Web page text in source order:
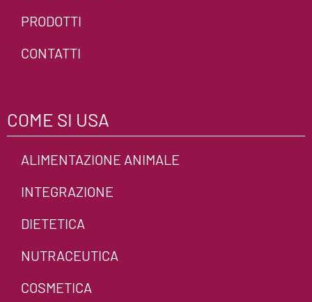
PRODOTTI
CONTATTI
COME SI USA
ALIMENTAZIONE ANIMALE
INTEGRAZIONE
DIETETICA
NUTRACEUTICA
COSMETICA